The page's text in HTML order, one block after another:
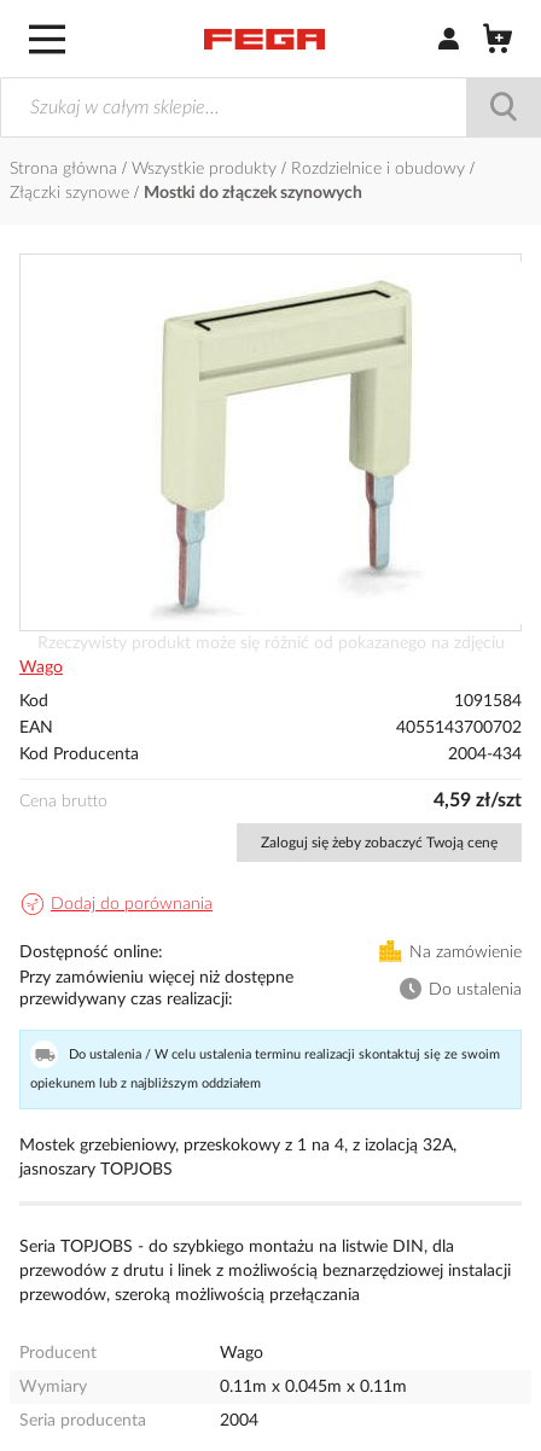
Zaloguj się /
Strona główna Wszystkie produkty
Rozdzielnice i obudowy
Złączki szynowe
Mostki do złączek szynowych
Przejdź
na
początek
Rzeczywisty produkt może się różnić od pokazanego na zdjęciu
Wago
Kod
1091584
EAN
4055143700702
Kod Producenta
2004-434
Cena brutto 4,59 zł/szt
Zaloguj się żeby zobaczyć Twoją cenę
Dodaj do porównania
Dostępność online
Na zamówienie
Przy zamówieniu więcej niż dostępne
przewidywany czas realizacji
Do ustalenia
Do ustalenia / W celu ustalenia terminu realizacji skontaktuj się ze swoim
opiekunem lub z najbliższym oddziałem
Mostek grzebieniowy, przeskokowy z 1 na 4, z izolacją 32A,
jasnoszary TOPJOBS
Seria TOPJOBS - do szybkiego montażu na listwie DIN, dla
przewodów z drutu i linek z możliwością beznarzędziowej instalacji
przewodów, szeroką możliwością przełączania
Producent
Wago
Wymiary
0.11m x 0.045m x 0.11m
Seria producenta
2004